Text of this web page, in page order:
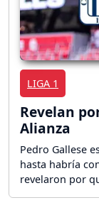
LIGA 1
Revelan
Alianza
Pedro Gallese
hasta habría
revelaron por